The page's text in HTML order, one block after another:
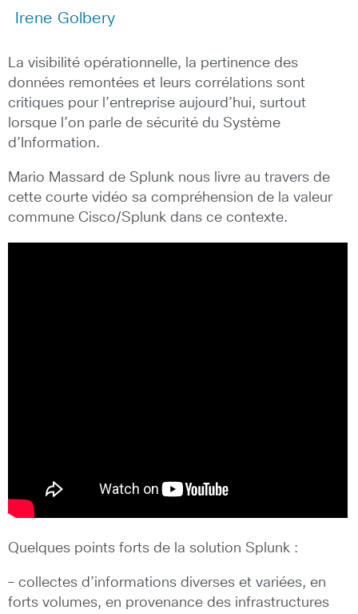
Irene Golbery
La visibilité opérationnelle, la pertinence des
données remontées et leurs corrélations sont
critiques pour l’entreprise aujourd’hui, surtout
lorsque l’on parle de sécurité du Système
d’Information.
Mario Massard de Splunk nous livre au travers de
cette courte vidéo sa compréhension de la valeur
commune Cisco/Splunk dans ce contexte.
Quelques points forts de la solution Splunk :
– collectes d’informations diverses et variées, en
forts volumes, en provenance des infrastructures